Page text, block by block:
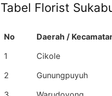
Tabel Florist
No
Daerah /
1
Cikole
2
Gunungpuyuh